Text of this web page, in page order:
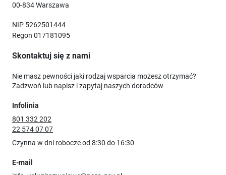
00-834 Warszawa
NIP 5262501444
Regon 017181095
Skontaktuj się z nami
Nie masz pewności jaki rodzaj wsparcia możesz otrzymać?
Zadzwoń lub napisz i zapytaj naszych doradców
Infolinia
801 332 202
22 574 07 07
Czynna w dni robocze od 8:30 do 16:30
E-mail